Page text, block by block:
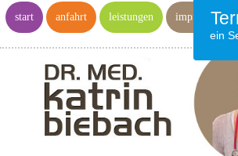
ein
start anfahrt leistungen impressum